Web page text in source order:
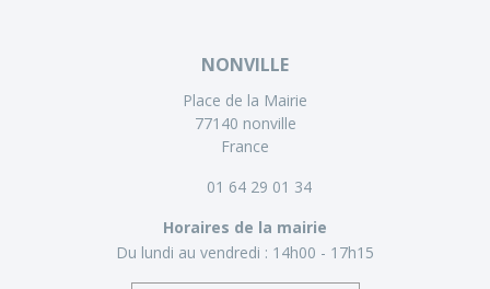
NONVILLE
Place de la Mairie
77140 nonville
France
01 64 29 01 34
Horaires de la mairie
Du lundi au vendredi : 14h00 - 17h15